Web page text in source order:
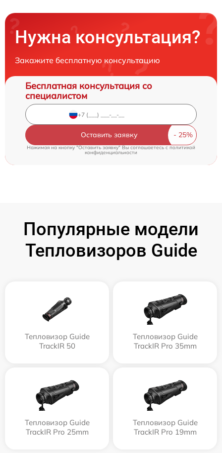
Нужна консультация?
Закажите бесплатную консультацию
Бесплатная консультация со
специалистом
Оставить заявку
Нажимая на кнопку "Оставить заявку" Вы соглашаетесь c политикой
конфиденциальности
Популярные модели
Тепловизоров Guide
Тепловизор Guide
TrackIR 50
Тепловизор Guide
TrackIR Pro 35mm
Тепловизор Guide
TrackIR Pro 25mm
Тепловизор Guide
TrackIR Pro 19mm